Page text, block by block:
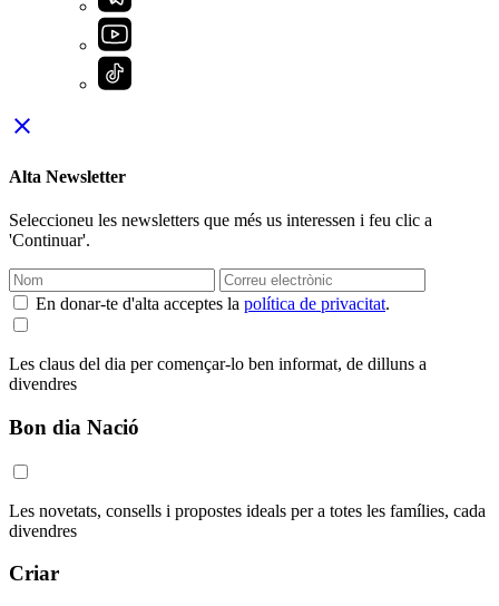
close
Alta Newsletter
Seleccioneu les newsletters que més us interessen i feu clic a
'Continuar'.
En donar-te d'alta acceptes la política de privacitat.
Les claus del dia per començar-lo ben informat, de dilluns a
divendres
Bon dia Nació
Les novetats, consells i propostes ideals per a totes les famílies, cada
divendres
Criar